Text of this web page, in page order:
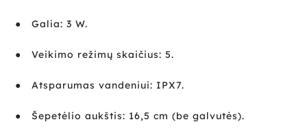
●Galia: 3 W.
●Veikimo režimų skaičius: 5.
●Atsparumas vandeniui: IPX7.
● Šepetėlio aukštis: 16,5 cm (be galvutės).